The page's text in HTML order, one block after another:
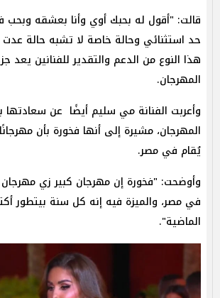
قالت: "أقول له بحبك أوي وأنا بعشقه وبحب
حد استثنائي وحالة خاصة لا تشبه حالة
هذا النوع من الدعم والتقدير للفنانين يعد
المهرجان.
وأعربت الفنانة مي سليم أيضًا عن
المهرجان، مشيرة إلى أنها فخورة بأن
يُقام في مصر.
وأوضحت: "فخورة إن مهرجان كبير زي مهرجان
في مصر، والميزة فيه إنه كل سنة بيتطور
الماضية".